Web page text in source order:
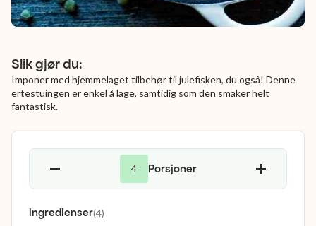
Slik gjør du:
Imponer med hjemmelaget tilbehør til julefisken, du også! Denne
ertestuingen er enkel å lage, samtidig som den smaker helt
fantastisk.
4 Porsjoner
Ingredienser(4)